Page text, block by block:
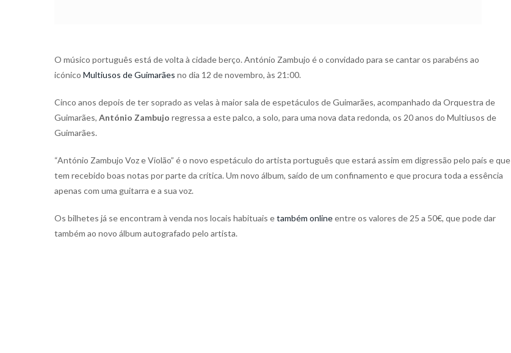
O músico português está de volta à cidade berço. António Zambujo é o convidado para se cantar os parabéns ao
icónico Multiusos de Guimarães no dia 12 de novembro, às 21:00.
Cinco anos depois de ter soprado as velas à maior sala de espetáculos de Guimarães, acompanhado da Orquestra de
Guimarães, António Zambujo regressa a este palco, a solo, para uma nova data redonda, os 20 anos do Multiusos de
Guimarães.
“António Zambujo Voz e Violão” é o novo espetáculo do artista português que estará assim em digressão pelo país e que
tem recebido boas notas por parte da crítica. Um novo álbum, saído de um confinamento e que procura toda a essência
apenas com uma guitarra e a sua voz.
Os bilhetes já se encontram à venda nos locais habituais etambém onlineentre os valores de 25 a 50€, que pode dar
também ao novo álbum autografado pelo artista.